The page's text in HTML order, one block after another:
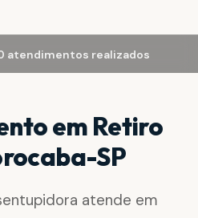
atendimentos realizados
em Retiro
SP
atende em